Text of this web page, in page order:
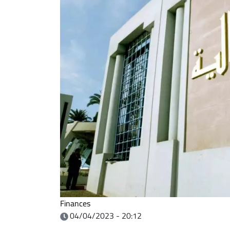
Finances
04/04/2023 - 20:12